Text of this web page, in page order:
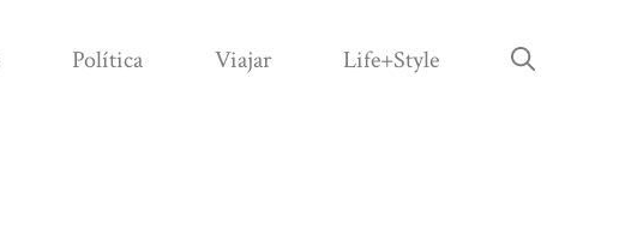
Política Viajar Life+Style